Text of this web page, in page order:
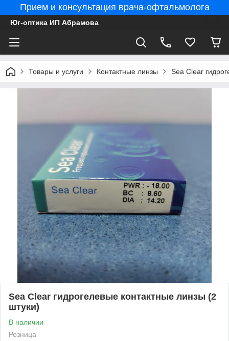
Прием и консультация врача-офтальмолога
Юг-оптика ИП Абрамова
Товары и услуги Контактные линзы Sea Clear
Sea Clear гидрогелевые контактные линзы (2
штуки)
В наличии
Розница